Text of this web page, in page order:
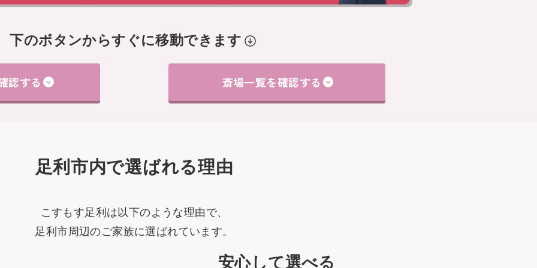
下のボタンからすぐに移動できます
認する 斎場一覧を確認する
足利市内で選ばれる理由
こすもす足利は以下のような理由で、
足利市周辺のご家族に選ばれています。
安心して選べる